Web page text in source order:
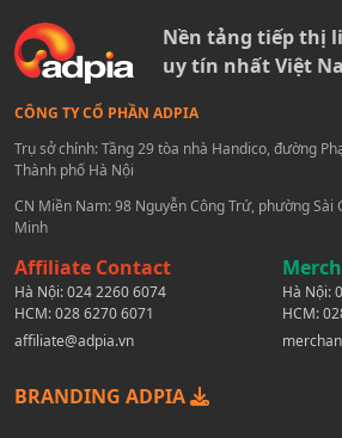
Nền tảng tiếp thị
uy tín nhất Việt
CÔNG TY CỔ PHẦN ADPIA
Trụ sở chính: Tầng 29 tòa nhà Handico, đường
Thành phố Hà Nội
CN Miền Nam: 98 Nguyễn Công Trứ, phường Sài
Minh
Affiliate Contact
Hà Nội:024 2260 6074
HCM:028 6270 6071
affiliate@adpia.vn
Hà Nội:
HCM:
BRANDING ADPIA